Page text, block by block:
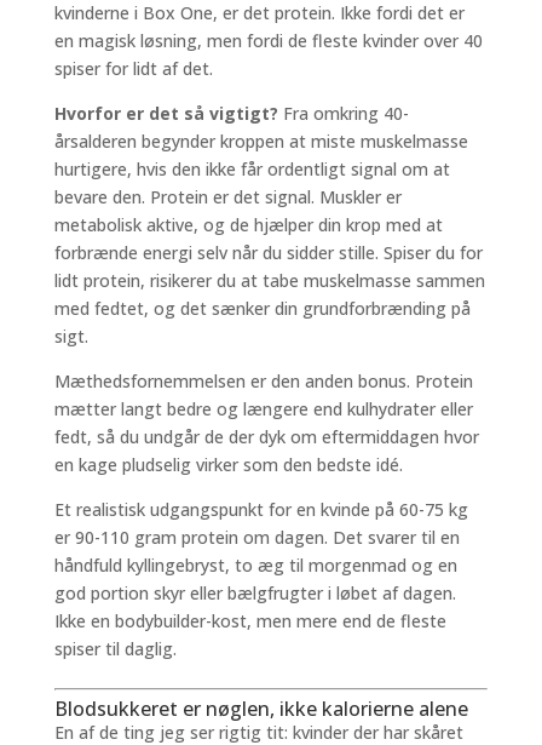
kvinderne i Box One, er det protein. Ikke fordi det er
en magisk løsning, men fordi de fleste kvinder over 40
spiser for lidt af det.
Hvorfor er det så vigtigt? Fra omkring 40-
årsalderen begynder kroppen at miste muskelmasse
hurtigere, hvis den ikke får ordentligt signal om at
bevare den. Protein er det signal. Muskler er
metabolisk aktive, og de hjælper din krop med at
forbrænde energi selv når du sidder stille. Spiser du for
lidt protein, risikerer du at tabe muskelmasse sammen
med fedtet, og det sænker din grundforbrænding på
sigt.
Mæthedsfornemmelsen er den anden bonus. Protein
mætter langt bedre og længere end kulhydrater eller
fedt, så du undgår de der dyk om eftermiddagen hvor
en kage pludselig virker som den bedste idé.
Et realistisk udgangspunkt for en kvinde på 60-75 kg
er 90-110 gram protein om dagen. Det svarer til en
håndfuld kyllingebryst, to æg til morgenmad og en
god portion skyr eller bælgfrugter i løbet af dagen.
Ikke en bodybuilder-kost, men mere end de fleste
spiser til daglig.
Blodsukkeret er nøglen, ikke kalorierne alene
En af de ting jeg ser rigtig tit: kvinder der har skåret